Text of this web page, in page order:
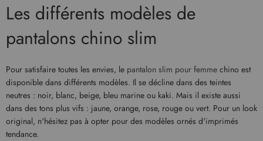
Les différents modèles de
pantalons chino slim
Pour satisfaire toutes les envies, le pantalon slim pour femme chino est
disponible dans différents modèles. Il se décline dans des teintes
neutres : noir, blanc, beige, bleu marine ou kaki. Mais il existe aussi
dans des tons plus vifs : jaune, orange, rose, rouge ou vert. Pour un look
original, n'hésitez pas à opter pour des modèles ornés d'imprimés
tendance.